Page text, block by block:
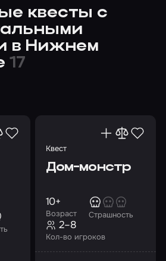
квесты с
в Нижнем
17
Квест
Дом-монстр
Возраст
10+
Страшность
Кол-во игроков
2–8